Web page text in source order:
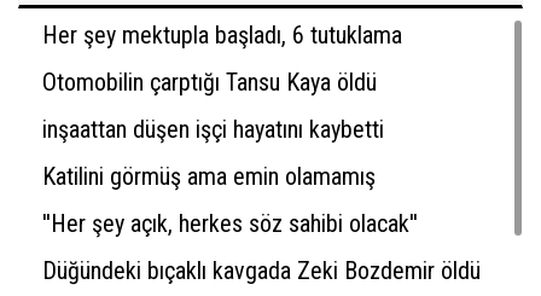
Her şey mektupla başladı, 6 tutuklama
Otomobilin çarptığı Tansu Kaya öldü
inşaattan düşen işçi hayatını kaybetti
Katilini görmüş ama emin olamamış
''Her şey açık, herkes söz sahibi olacak''
Düğündeki bıçaklı kavgada Zeki Bozdemir öldü